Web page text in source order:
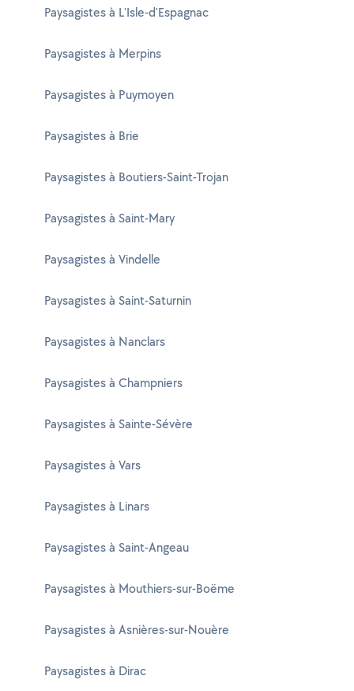
Paysagistes à L'Isle-d'Espagnac
Paysagistes à Merpins
Paysagistes à Puymoyen
Paysagistes à Brie
Paysagistes à Boutiers-Saint-Trojan
Paysagistes à Saint-Mary
Paysagistes à Vindelle
Paysagistes à Saint-Saturnin
Paysagistes à Nanclars
Paysagistes à Champniers
Paysagistes à Sainte-Sévère
Paysagistes à Vars
Paysagistes à Linars
Paysagistes à Saint-Angeau
Paysagistes à Mouthiers-sur-Boëme
Paysagistes à Asnières-sur-Nouère
Paysagistes à Dirac